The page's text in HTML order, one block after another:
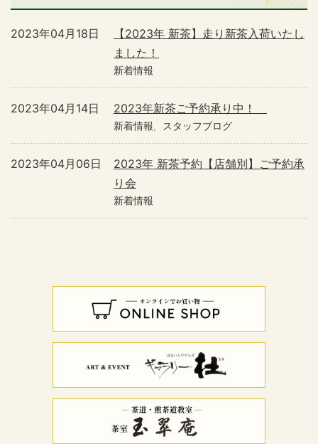
【2023年 新茶】走り新茶入荷いたし
ました！
2023年04月18日
新着情報
2023年新茶ご予約承り中！
2023年04月14日
新着情報 スタッフブログ
2023年 新茶予約【店舗別】ご予約承
り会
2023年04月06日
新着情報